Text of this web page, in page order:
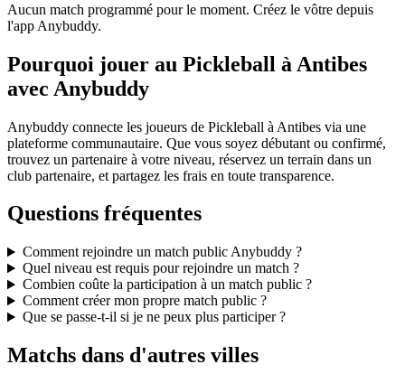
Aucun match programmé pour le moment. Créez le vôtre depuis
l'app Anybuddy.
Pourquoi jouer au Pickleball à Antibes
avec Anybuddy
Anybuddy connecte les joueurs de Pickleball à Antibes via une
plateforme communautaire. Que vous soyez débutant ou confirmé,
trouvez un partenaire à votre niveau, réservez un terrain dans un
club partenaire, et partagez les frais en toute transparence.
Questions fréquentes
Comment rejoindre un match public Anybuddy ?
Quel niveau est requis pour rejoindre un match ?
Combien coûte la participation à un match public ?
Comment créer mon propre match public ?
Que se passe-t-il si je ne peux plus participer ?
Matchs dans d'autres villes